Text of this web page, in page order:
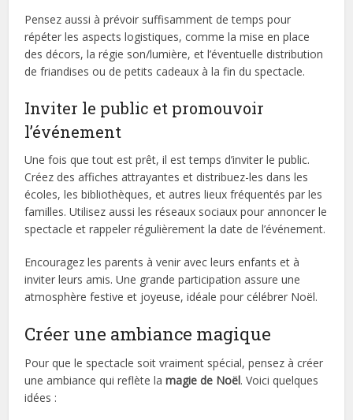
Pensez aussi à prévoir suffisamment de temps pour
répéter les aspects logistiques, comme la mise en place
des décors, la régie son/lumière, et l’éventuelle distribution
de friandises ou de petits cadeaux à la fin du spectacle.
Inviter le public et promouvoir
l’événement
Une fois que tout est prêt, il est temps d’inviter le public.
Créez des affiches attrayantes et distribuez-les dans les
écoles, les bibliothèques, et autres lieux fréquentés par les
familles. Utilisez aussi les réseaux sociaux pour annoncer le
spectacle et rappeler régulièrement la date de l’événement.
Encouragez les parents à venir avec leurs enfants et à
inviter leurs amis. Une grande participation assure une
atmosphère festive et joyeuse, idéale pour célébrer Noël.
Créer une ambiance magique
Pour que le spectacle soit vraiment spécial, pensez à créer
une ambiance qui reflète lamagie de Noël. Voici quelques
idées :